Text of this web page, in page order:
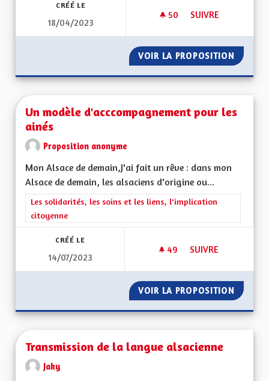
CRÉÉ LE
18/04/2023
50 50 ABONNÉS
SUIVRE
VOIR LA PROPOSITION
Un modèle d'acccompagnement pour les
ainés
Proposition anonyme
Mon Alsace de demain,J'ai fait un rêve : dans mon
Alsace de demain, les alsaciens d'origine ou...
Filtrer les résultats de la catégorie : Les solidarités, les soins
Les solidarités, les soins et les liens, l'implication
citoyenne
CRÉÉ LE
14/07/2023
49 49 ABONNÉS
SUIVRE
VOIR LA PROPOSITION UN
Transmission de la langue alsacienne
Jaky